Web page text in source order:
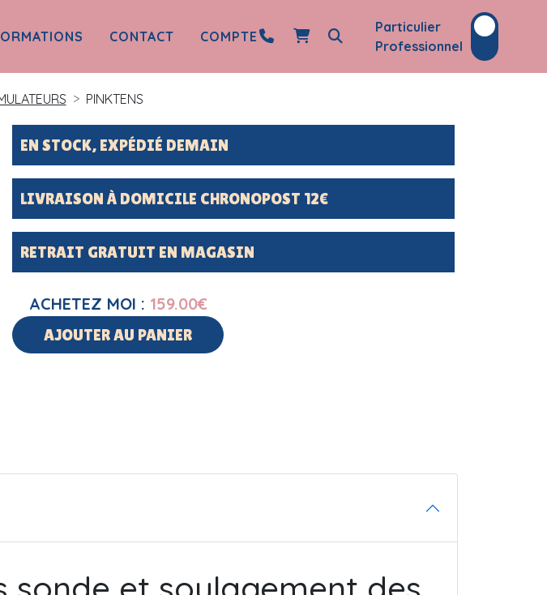
CONTACT COMPTE
Particulier
Professionnel
PINKTENS
EN STOCK, EXPÉDIÉ DEMAIN
LIVRAISON À DOMICILE CHRONOPOST 12€
RETRAIT GRATUIT EN MAGASIN
ACHETEZ MOI : 159.00€
AJOUTER AU PANIER